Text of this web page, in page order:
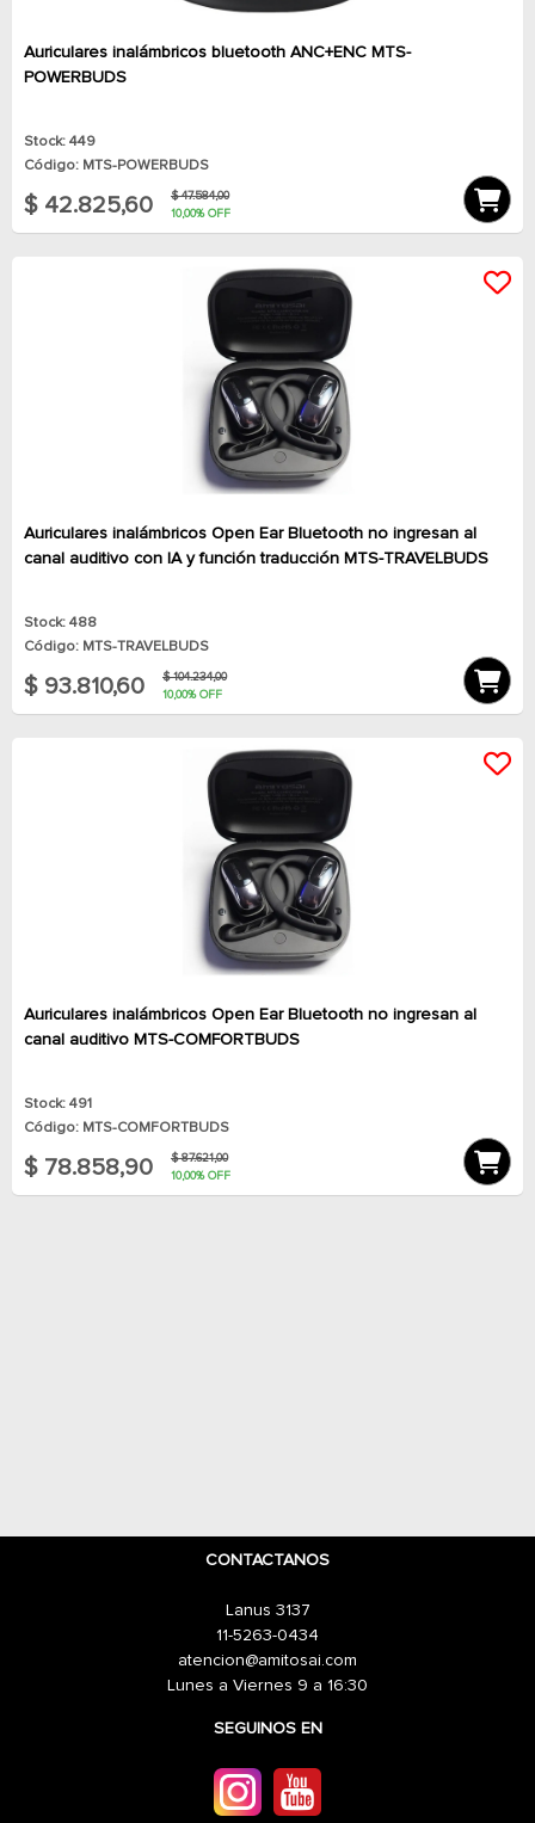
Auriculares inalámbricos bluetooth ANC+ENC MTS-
POWERBUDS
Stock: 449
Código: MTS-POWERBUDS
$ 42.825,60
$ 47.584,00
10,00% OFF
Auriculares inalámbricos Open Ear Bluetooth no ingresan al
canal auditivo con IA y función traducción MTS-TRAVELBUDS
Stock: 488
Código: MTS-TRAVELBUDS
$ 93.810,60
$ 104.234,00
10,00% OFF
Auriculares inalámbricos Open Ear Bluetooth no ingresan al
canal auditivo MTS-COMFORTBUDS
Stock: 491
Código: MTS-COMFORTBUDS
$ 78.858,90
$ 87.621,00
10,00% OFF
CONTACTANOS
Lanus 3137
11-5263-0434
atencion@amitosai.com
Lunes a Viernes 9 a 16:30
SEGUINOS EN